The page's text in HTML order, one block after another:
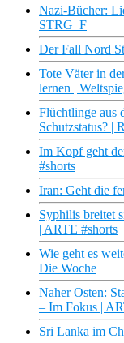
Nazi-Bücher:
STRG_F
Der Fall Nord
Tote Väter in
lernen |
Flüchtlinge aus
Schutzstatus? |
Im Kopf geht
#shorts
Iran: Geht die
Syphilis breitet
| ARTE #shorts
Wie geht es
Die Woche
Naher Osten:
– Im Fokus |
Sri Lanka im